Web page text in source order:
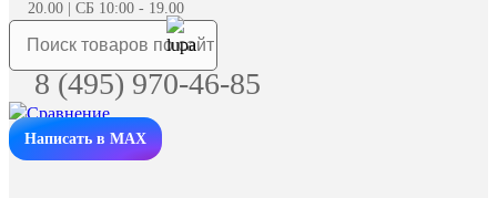
20.00 | СБ 10:00 - 19.00
8 (495) 970-46-85
Написать в MAX